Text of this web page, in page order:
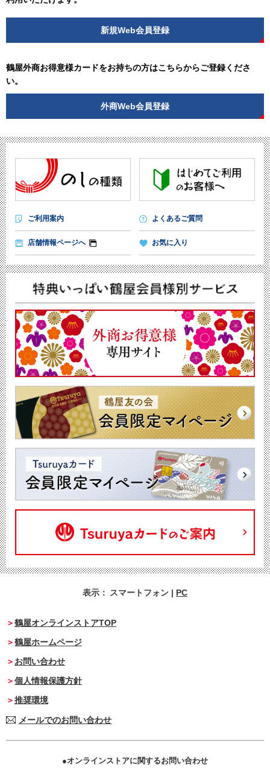
新規Web会員登録
鶴屋外商お得意様カードをお持ちの方はこちらからご登録くださ
い。
外商Web会員登録
ご利用案内 よくあるご質問
店舗情報ページへ お気に入り
表示： スマートフォン | PC
鶴屋オンラインストアTOP
鶴屋ホームページ
お問い合わせ
個人情報保護方針
推奨環境
メールでのお問い合わせ
オンラインストアに関するお問い合わせ